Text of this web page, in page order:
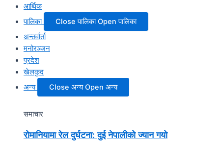
आर्थिक
पालिका
Close पालिका Open पालिका
अन्तर्वार्ता
मनोरञ्जन
प्रदेश
खेलकुद
अन्य
Close अन्य Open अन्य
समाचार
रोमानियामा रेल दुर्घटना: दुई नेपालीको ज्यान गयो